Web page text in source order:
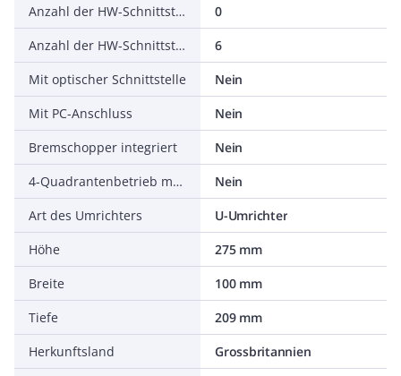
Anzahl der HW-Schnittstellen parallel
0
Anzahl der HW-Schnittstellen sonstige
6
Mit optischer Schnittstelle
Nein
Mit PC-Anschluss
Nein
Bremschopper integriert
Nein
4-Quadrantenbetrieb möglich
Nein
Art des Umrichters
U-Umrichter
Höhe
275 mm
Breite
100 mm
Tiefe
209 mm
Herkunftsland
Grossbritannien